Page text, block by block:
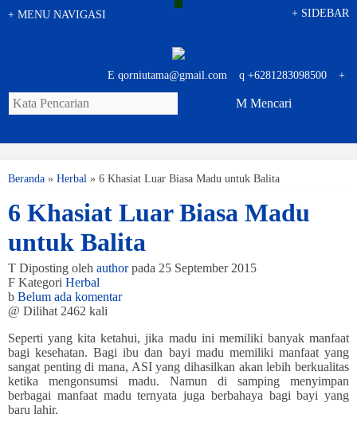
+ MENU NAVIGASI
+
q +6281283098500
E qorniutama@gmail.com
M Mencari
Beranda » Herbal » 6 Khasiat Luar Biasa Madu untuk Balita
6 Khasiat Luar Biasa Madu
untuk Balita
T Diposting oleh authorpada 25 September 2015
F Kategori Herbal
b Belum ada komentar
@ Dilihat 2462 kali
Seperti yang kita ketahui, jika madu ini memiliki banyak manfaat
bagi kesehatan. Bagi ibu dan bayi madu memiliki manfaat yang
sangat penting di mana, ASI yang dihasilkan akan lebih berkualitas
ketika mengonsumsi madu. Namun di samping menyimpan
berbagai manfaat madu ternyata juga berbahaya bagi bayi yang
baru lahir.
+ SIDEBAR